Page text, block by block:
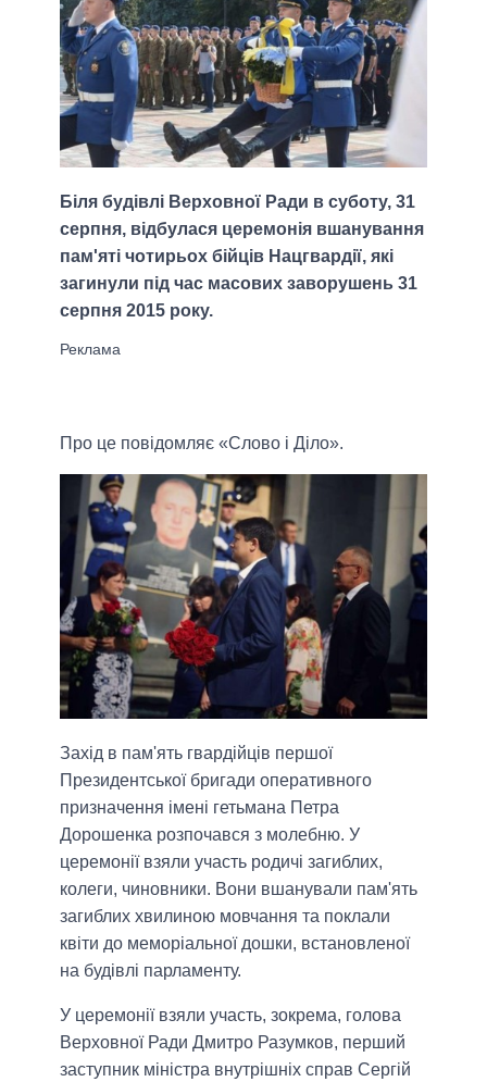
Біля будівлі Верховної Ради в суботу, 31
серпня, відбулася церемонія вшанування
пам'яті чотирьох бійців Нацгвардії, які
загинули під час масових заворушень 31
серпня 2015 року.
Про це повідомляє «Слово і Діло».
Захід в пам'ять гвардійців першої
Президентської бригади оперативного
призначення імені гетьмана Петра
Дорошенка розпочався з молебню. У
церемонії взяли участь родичі загиблих,
колеги, чиновники. Вони вшанували пам'ять
загиблих хвилиною мовчання та поклали
квіти до меморіальної дошки, встановленої
на будівлі парламенту.
У церемонії взяли участь, зокрема, голова
Верховної Ради Дмитро Разумков, перший
заступник міністра внутрішніх справ Сергій